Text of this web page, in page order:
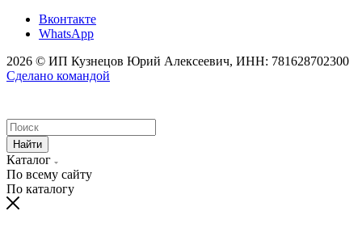
Вконтакте
WhatsApp
2026 © ИП Кузнецов Юрий Алексеевич, ИНН: 781628702300
Сделано командой
Найти
Каталог
По всему сайту
По каталогу